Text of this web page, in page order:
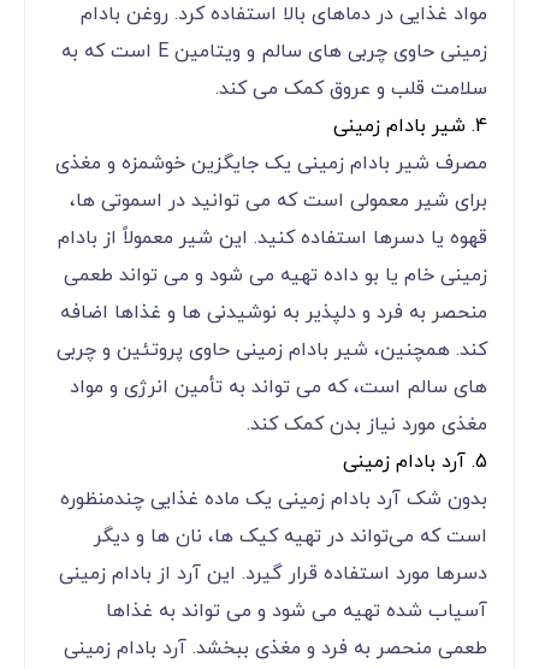
مواد غذایی در دماهای بالا استفاده کرد. روغن بادام
زمینی حاوی چربی ‌های سالم و ویتامین E است که به
سلامت قلب و عروق کمک می ‌کند.
4. شیر بادام زمینی
مصرف شیر بادام زمینی یک جایگزین خوشمزه و مغذی
برای شیر معمولی است که می ‌توانید در اسموتی‌ ها،
قهوه یا دسرها استفاده کنید. این شیر معمولاً از بادام
زمینی خام یا بو داده تهیه می ‌شود و می ‌تواند طعمی
منحصر به فرد و دلپذیر به نوشیدنی ‌ها و غذاها اضافه
کند. همچنین، شیر بادام زمینی حاوی پروتئین و چربی
‌های سالم است، که می ‌تواند به تأمین انرژی و مواد
مغذی مورد نیاز بدن کمک کند.
5. آرد بادام زمینی
بدون شک آرد بادام زمینی یک ماده غذایی چندمنظوره
است که می‌تواند در تهیه کیک ‌ها، نان ‌ها و دیگر
دسرها مورد استفاده قرار گیرد. این آرد از بادام زمینی
آسیاب شده تهیه می ‌شود و می ‌تواند به غذاها
طعمی منحصر به فرد و مغذی ببخشد. آرد بادام زمینی